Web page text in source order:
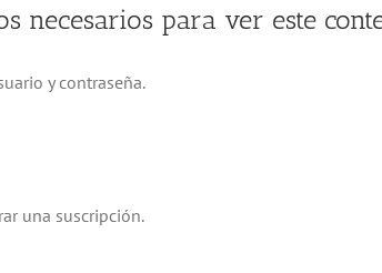
necesarios para ver este
y contraseña.
una suscripción.